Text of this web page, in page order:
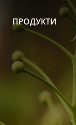
ПРОДУКТИ